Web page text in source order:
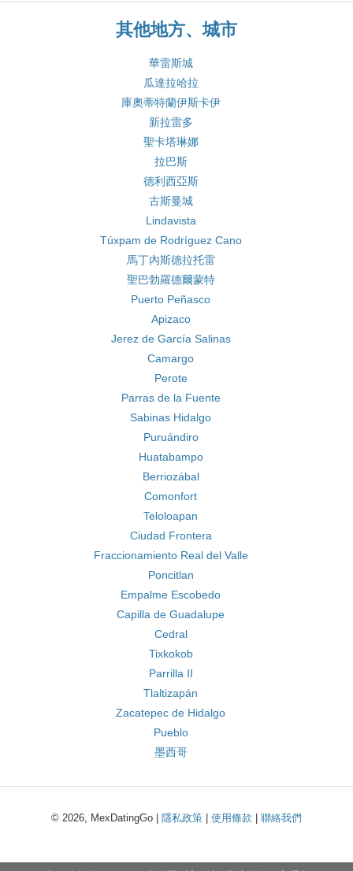
其他地方、城市
華雷斯城
瓜達拉哈拉
庫奧蒂特蘭伊斯卡伊
新拉雷多
聖卡塔琳娜
拉巴斯
德利西亞斯
古斯曼城
Lindavista
Túxpam de Rodríguez Cano
馬丁內斯德拉托雷
聖巴勃羅德爾蒙特
Puerto Peñasco
Apizaco
Jerez de García Salinas
Camargo
Perote
Parras de la Fuente
Sabinas Hidalgo
Puruándiro
Huatabampo
Berriozábal
Comonfort
Teloloapan
Ciudad Frontera
Fraccionamiento Real del Valle
Poncitlan
Empalme Escobedo
Capilla de Guadalupe
Cedral
Tixkokob
Parrilla II
Tlaltizapán
Zacatepec de Hidalgo
Pueblo
墨西哥
© 2026, MexDatingGo | 隱私政策 使用條款 聯絡我們